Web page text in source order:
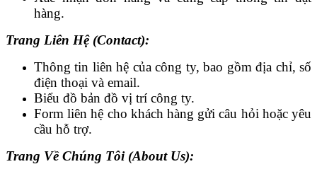
hàng.
Trang Liên Hệ (Contact):
Thông tin liên hệ của công ty, bao gồm địa chỉ, số
điện thoại và email.
Biểu đồ bản đồ vị trí công ty.
Form liên hệ cho khách hàng gửi câu hỏi hoặc yêu
cầu hỗ trợ.
Trang Về Chúng Tôi (About Us):